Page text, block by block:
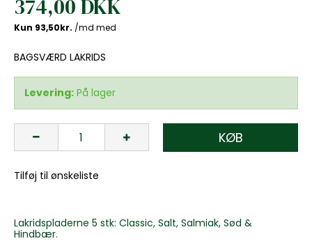
374,00 DKK
BAGSVÆRD LAKRIDS
Levering: På lager
KØB
Tilføj til ønskeliste
Lakridspladerne 5 stk: Classic, Salt, Salmiak, Sød &
Hindbær.